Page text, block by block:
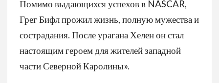
Помимо выдающихся успехов в NASCAR,
Грег Бифл прожил жизнь, полную мужества и
сострадания. После урагана Хелен он стал
настоящим героем для жителей западной
части Северной Каролины».